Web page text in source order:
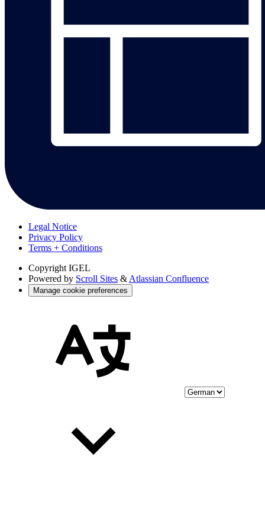
Legal Notice
Privacy Policy
Terms + Conditions
Copyright IGEL
Powered by Scroll Sites & Atlassian Confluence
Manage cookie preferences